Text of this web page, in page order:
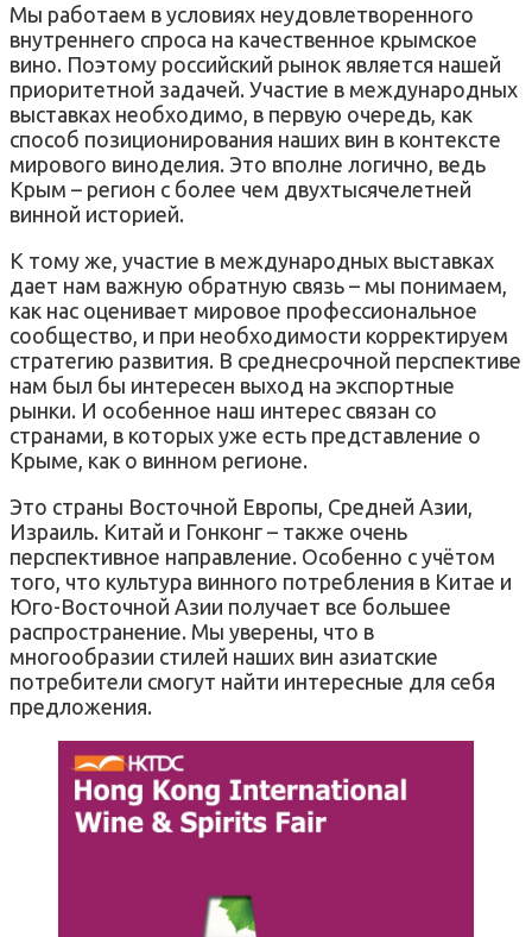
Мы работаем в условиях неудовлетворенного
внутреннего спроса на качественное крымское
вино. Поэтому российский рынок является нашей
приоритетной задачей. Участие в международных
выставках необходимо, в первую очередь, как
способ позиционирования наших вин в контексте
мирового виноделия. Это вполне логично, ведь
Крым – регион с более чем двухтысячелетней
винной историей.
К тому же, участие в международных выставках
дает нам важную обратную связь – мы понимаем,
как нас оценивает мировое профессиональное
сообщество, и при необходимости корректируем
стратегию развития. В среднесрочной перспективе
нам был бы интересен выход на экспортные
рынки. И особенное наш интерес связан со
странами, в которых уже есть представление о
Крыме, как о винном регионе.
Это страны Восточной Европы, Средней Азии,
Израиль. Китай и Гонконг – также очень
перспективное направление. Особенно с учётом
того, что культура винного потребления в Китае и
Юго-Восточной Азии получает все большее
распространение. Мы уверены, что в
многообразии стилей наших вин азиатские
потребители смогут найти интересные для себя
предложения.